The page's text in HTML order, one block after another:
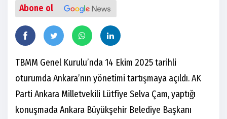
Abone ol
TBMM Genel Kurulu’nda 14 Ekim 2025 tarihli
oturumda Ankara’nın yönetimi tartışmaya açıldı. AK
Parti Ankara Milletvekili Lütfiye Selva Çam, yaptığı
konuşmada Ankara Büyükşehir Belediye Başkanı